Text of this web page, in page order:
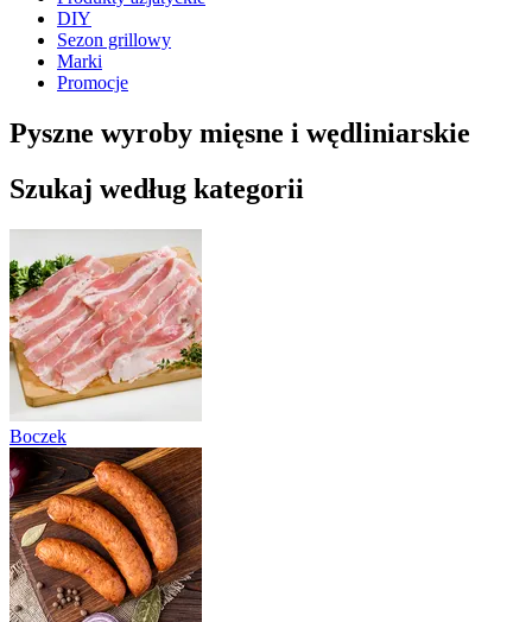
DIY
Sezon grillowy
Marki
Promocje
Pyszne wyroby mięsne i wędliniarskie
Szukaj według kategorii
Boczek